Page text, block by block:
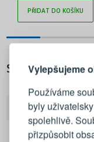
Vylepšujeme
Používáme
byly
spolehlivě.
přizpůsobit
PŘIDAT DO KOŠÍKU
SPECIFIKACE
Emailová